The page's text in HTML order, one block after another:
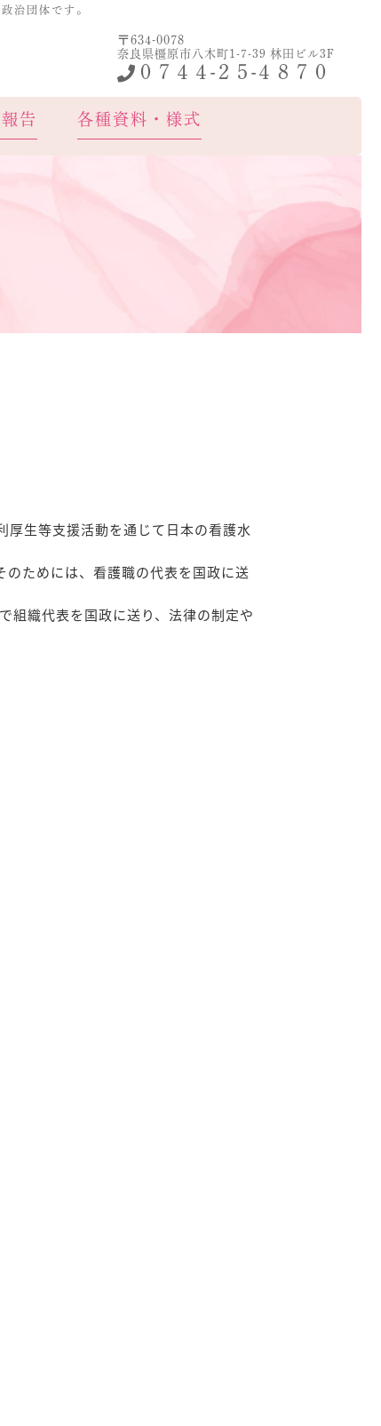
治団体です。
〒634-0078
奈良県橿原市八木町1-7-39 林田ビル3F
０７４４-２５-４８７０
告 各種資料・様式
生等支援活動を通じて日本の看護水
ためには、看護職の代表を国政に送
組織代表を国政に送り、法律の制定や